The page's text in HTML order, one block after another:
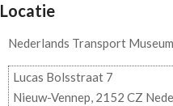
Locatie
Nederlands Transport Museum
Lucas Bolsstraat 7
Nieuw-Vennep, 2152 CZ